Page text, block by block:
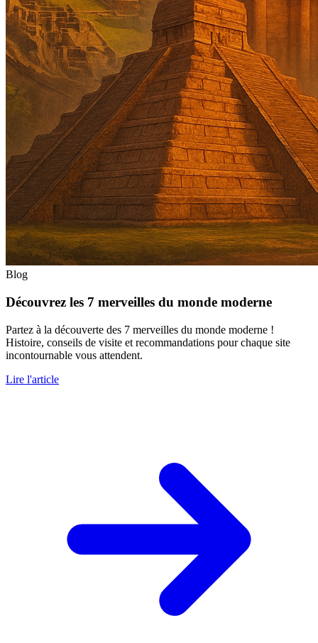
Blog
Découvrez les 7 merveilles du monde moderne
Partez à la découverte des 7 merveilles du monde moderne !
Histoire, conseils de visite et recommandations pour chaque site
incontournable vous attendent.
Lire l'article